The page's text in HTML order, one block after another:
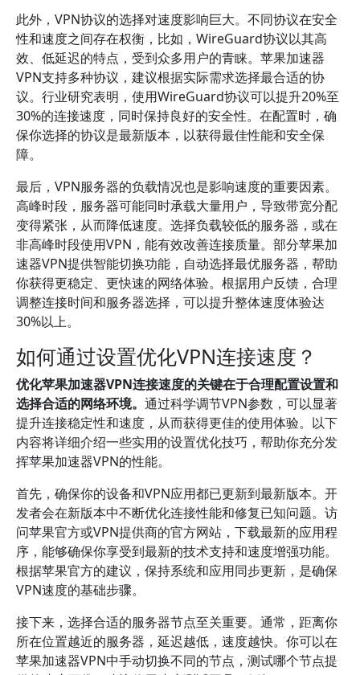
此外，VPN协议的选择对速度影响巨大。不同协议在安全
性和速度之间存在权衡，比如，WireGuard协议以其高
效、低延迟的特点，受到众多用户的青睐。苹果加速器
VPN支持多种协议，建议根据实际需求选择最合适的协
议。行业研究表明，使用WireGuard协议可以提升20%至
30%的连接速度，同时保持良好的安全性。在配置时，确
保你选择的协议是最新版本，以获得最佳性能和安全保
障。
最后，VPN服务器的负载情况也是影响速度的重要因素。
高峰时段，服务器可能同时承载大量用户，导致带宽分配
变得紧张，从而降低速度。选择负载较低的服务器，或在
非高峰时段使用VPN，能有效改善连接质量。部分苹果加
速器VPN提供智能切换功能，自动选择最优服务器，帮助
你获得更稳定、更快速的网络体验。根据用户反馈，合理
调整连接时间和服务器选择，可以提升整体速度体验达
30%以上。
如何通过设置优化VPN连接速度？
优化苹果加速器VPN连接速度的关键在于合理配置设置和
选择合适的网络环境。 通过科学调节VPN参数，可以显著
提升连接稳定性和速度，从而获得更佳的使用体验。以下
内容将详细介绍一些实用的设置优化技巧，帮助你充分发
挥苹果加速器VPN的性能。
首先，确保你的设备和VPN应用都已更新到最新版本。开
发者会在新版本中不断优化连接性能和修复已知问题。访
问苹果官方或VPN提供商的官方网站，下载最新的应用程
序，能够确保你享受到最新的技术支持和速度增强功能。
根据苹果官方的建议，保持系统和应用同步更新，是确保
VPN速度的基础步骤。
接下来，选择合适的服务器节点至关重要。通常，距离你
所在位置越近的服务器，延迟越低，速度越快。你可以在
苹果加速器VPN中手动切换不同的节点，测试哪个节点提